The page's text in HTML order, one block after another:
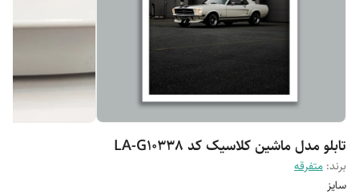
تابلو مدل ماشین کلاسیک کد LA-G10338
برند: متفرقه
سایز